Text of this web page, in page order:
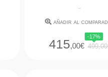
-
añadir al
415,00€
-17%